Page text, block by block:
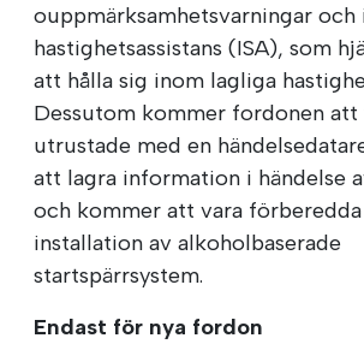
ouppmärksamhetsvarningar
hastighetsassistans (ISA), som
att hålla sig inom lagliga
Dessutom kommer fordonen att
utrustade med en
att lagra information i händelse
och kommer att vara
installation av alkoholbaserade
startspärrsystem.
Endast för nya fordon